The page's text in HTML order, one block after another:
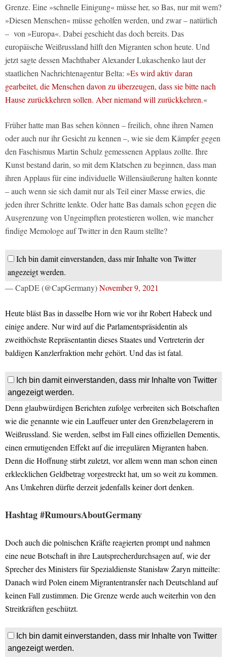
Grenze. Eine »schnelle Einigung« müsse her, so Bas, nur mit wem?
»Diesen Menschen« müsse geholfen werden, und zwar – natürlich
– von »Europa«. Dabei geschieht das doch bereits. Das
europäische Weißrussland hilft den Migranten schon heute. Und
jetzt sagte dessen Machthaber Alexander Lukaschenko laut der
staatlichen Nachrichtenagentur Belta: »Es wird aktiv daran
gearbeitet, die Menschen davon zu überzeugen, dass sie bitte nach
Hause zurückkehren sollen. Aber niemand will zurückkehren.«
Früher hatte man Bas sehen können – freilich, ohne ihren Namen
oder auch nur ihr Gesicht zu kennen –, wie sie dem Kämpfer gegen
den Faschismus Martin Schulz gemessenen Applaus zollte. Ihre
Kunst bestand darin, so mit dem Klatschen zu beginnen, dass man
ihren Applaus für eine individuelle Willensäußerung halten konnte
– auch wenn sie sich damit nur als Teil einer Masse erwies, die
jeden ihrer Schritte lenkte. Oder hatte Bas damals schon gegen die
Ausgrenzung von Ungeimpften protestieren wollen, wie mancher
findige Memologe auf Twitter in den Raum stellte?
Ich bin damit einverstanden, dass mir Inhalte von Twitter
angezeigt werden.
— CapDE (@CapGermany)November 9, 2021
Heute bläst Bas in dasselbe Horn wie vor ihr Robert Habeck und
einige andere. Nur wird auf die Parlamentspräsidentin als
zweithöchste Repräsentantin dieses Staates und Vertreterin der
baldigen Kanzlerfraktion mehr gehört. Und das ist fatal.
Ich bin damit einverstanden, dass mir Inhalte von Twitter
angezeigt werden.
Denn glaubwürdigen Berichten zufolge verbreiten sich Botschaften
wie die genannte wie ein Lauffeuer unter den Grenzbelagerern in
Weißrussland. Sie werden, selbst im Fall eines offiziellen Dementis,
einen ermutigenden Effekt auf die irregulären Migranten haben.
Denn die Hoffnung stirbt zuletzt, vor allem wenn man schon einen
erklecklichen Geldbetrag vorgestreckt hat, um so weit zu kommen.
Ans Umkehren dürfte derzeit jedenfalls keiner dort denken.
Hashtag #RumoursAboutGermany
Doch auch die polnischen Kräfte reagierten prompt und nahmen
eine neue Botschaft in ihre Lautsprecherdurchsagen auf, wie der
Sprecher des Ministers für Spezialdienste Stanisław Żaryn mitteilte:
Danach wird Polen einem Migrantentransfer nach Deutschland auf
keinen Fall zustimmen. Die Grenze werde auch weiterhin von den
Streitkräften geschützt.
Ich bin damit einverstanden, dass mir Inhalte von Twitter
angezeigt werden.